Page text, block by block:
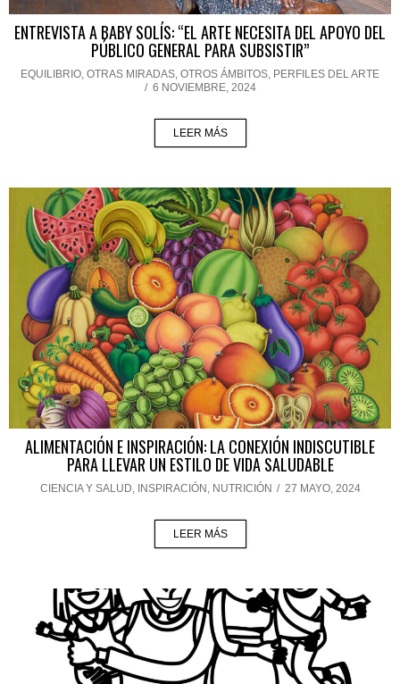
ENTREVISTA A BABY SOLÍS: “EL ARTE NECESITA DEL APOYO DEL
PÚBLICO GENERAL PARA SUBSISTIR”
EQUILIBRIO OTRAS MIRADAS, OTROS ÁMBITOS PERFILES DEL ARTE
/ 6 NOVIEMBRE, 2024
LEER MÁS
ALIMENTACIÓN E INSPIRACIÓN: LA CONEXIÓN INDISCUTIBLE
PARA LLEVAR UN ESTILO DE VIDA SALUDABLE
CIENCIA Y SALUD INSPIRACIÓN NUTRICIÓN / 27 MAYO, 2024
LEER MÁS